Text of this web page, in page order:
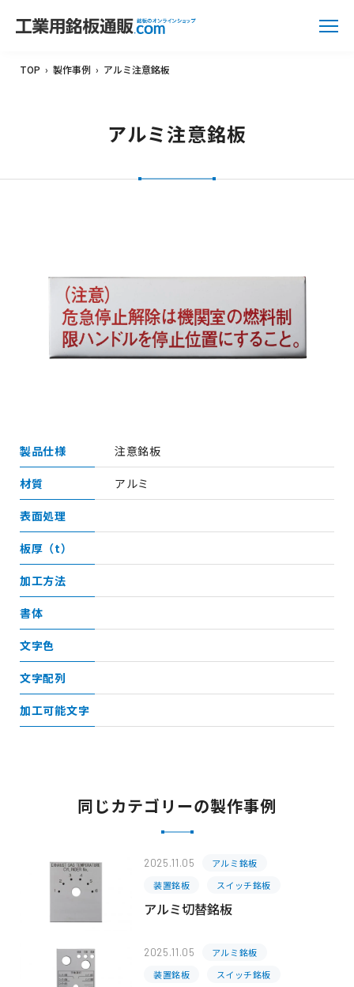
TOP › 製作事例 › アルミ注意銘板
アルミ注意銘板
製品仕様 注意銘板
材質 アルミ
表面処理
板厚（t）
加工方法
書体
文字色
文字配列
加工可能文字
同じカテゴリーの製作事例
2025.11.05
アルミ銘板
装置銘板
スイッチ銘板
アルミ切替銘板
2025.11.05
アルミ銘板
装置銘板
スイッチ銘板